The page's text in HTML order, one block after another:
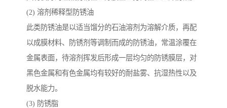
(2) 溶剂稀释型防锈油
此类防锈油是以适当馏分的石油溶剂为溶解介质，再配
以成膜材料、防锈剂等调制而成的防锈油，常温涂覆在
金属表面，待溶剂挥发后形成一层均匀的防锈膜层，对
黑色金属和有色金属均有较好的耐盐雾、抗湿热性以及
脱水能力。
(3) 防锈脂